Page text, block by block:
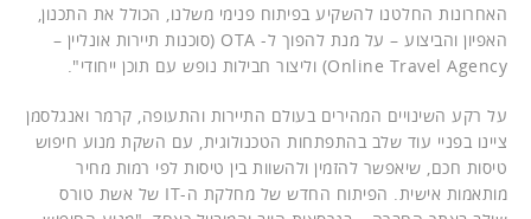
האחרונות החלטנו להשקיע בפיתוח פנימי משלנו, הכולל את התכנון,
האפיון והביצוע – על מנת להפוך ל- OTA (סוכנות תיירות אונליין –
Online Travel Agency) וליצור חבילות נופש עם תוכן ייחודי".
על רקע השינויים המהירים בעולם התיירות והתעופה, קרמר ואנגלסמן
ציינו בפניי עוד שלב בהתפתחות הטכנולוגית, עם השקת מנוע חיפוש
טיסות חכם, שיאפשר להזמין ולהשוות בין טיסות לפי רמות מחיר
מותאמות אישית. הפיתוח החדש של מחלקת ה-IT של אשת טורס